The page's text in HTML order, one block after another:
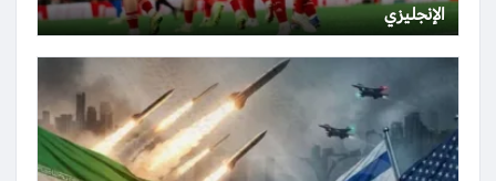
الإنجليزي